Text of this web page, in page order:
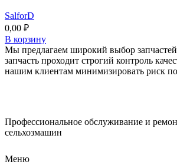
SalforD
0,00 ₽
В корзину
Мы предлагаем широкий выбор
запчасть проходит строгий контроль
нашим клиентам минимизировать риск
Профессиональное обслуживание и
сельхозмашин
Меню